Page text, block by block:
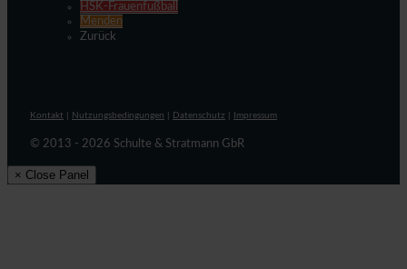
HSK-Frauenfußball
Menden
Zurück
Kontakt Nutzungsbedingungen Datenschutz Impressum
© 2013 - 2026 Schulte & Stratmann GbR
× Close Panel